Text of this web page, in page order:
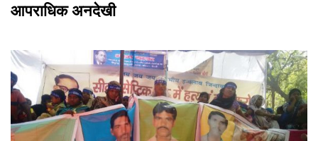
आपराधिक अनदेखी